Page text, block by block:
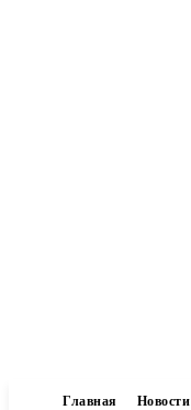
Главная Новости